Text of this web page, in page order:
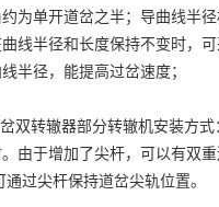
为单开道岔之半；导曲线半
线半径和长度保持不变时，
半径，能提高过岔速度；
双转辙器部分转辙机安装方式
由于增加了尖杆，可以有双
过尖杆保持道岔尖轨位置。